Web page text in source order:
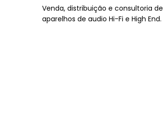
Venda, distribuição e consultoria de
aparelhos de audio Hi-Fi e High End.